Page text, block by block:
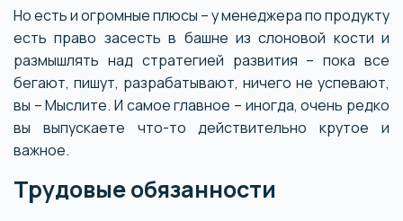
Но есть и огромные плюсы – у менеджера по продукту
есть право засесть в башне из слоновой кости и
размышлять над стратегией развития – пока все
бегают, пишут, разрабатывают, ничего не успевают,
вы – Мыслите. И самое главное – иногда, очень редко
вы выпускаете что-то действительно крутое и
важное.
Трудовые обязанности